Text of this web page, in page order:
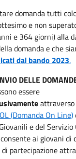
domanda tutti
e non
e 364 giorni) alla
domanda e che
dal bando 2023.
DELLE
essere
attraverso
(Domanda On Line)
e del Servizio
ai giovani di
di partecipazione